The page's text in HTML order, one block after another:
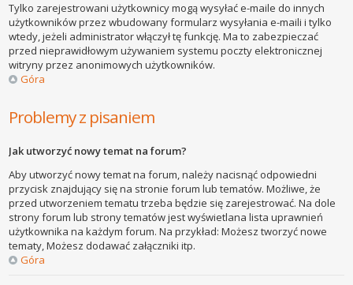
Tylko zarejestrowani użytkownicy mogą wysyłać e-maile do innych
użytkowników przez wbudowany formularz wysyłania e-maili i tylko
wtedy, jeżeli administrator włączył tę funkcję. Ma to zabezpieczać
przed nieprawidłowym używaniem systemu poczty elektronicznej
witryny przez anonimowych użytkowników.
Góra
Problemy z pisaniem
Jak utworzyć nowy temat na forum?
Aby utworzyć nowy temat na forum, należy nacisnąć odpowiedni
przycisk znajdujący się na stronie forum lub tematów. Możliwe, że
przed utworzeniem tematu trzeba będzie się zarejestrować. Na dole
strony forum lub strony tematów jest wyświetlana lista uprawnień
użytkownika na każdym forum. Na przykład: Możesz tworzyć nowe
tematy, Możesz dodawać załączniki itp.
Góra